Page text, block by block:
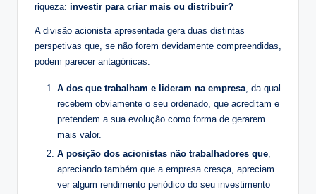
riqueza: investir para criar mais ou distribuir?
A divisão acionista apresentada gera duas distintas
perspetivas que, se não forem devidamente compreendidas,
podem parecer antagónicas:
A dos que trabalham e lideram na empresa , da qual
recebem obviamente o seu ordenado, que acreditam e
pretendem a sua evolução como forma de gerarem
mais valor.
A posição dos acionistas não trabalhadores que,
apreciando também que a empresa cresça, apreciam
ver algum rendimento periódico do seu investimento